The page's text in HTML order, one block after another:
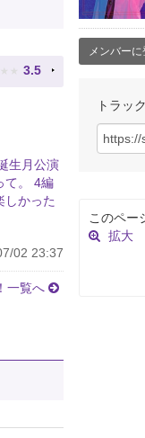
★ ★ 3.5
生月公演
て。 4編
しかった
02 23:37
一覧へ
メンバーに
トラッ
このペー
拡大